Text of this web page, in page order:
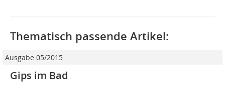
Thematisch passende Artikel:
Ausgabe 05/2015
Gips im Bad